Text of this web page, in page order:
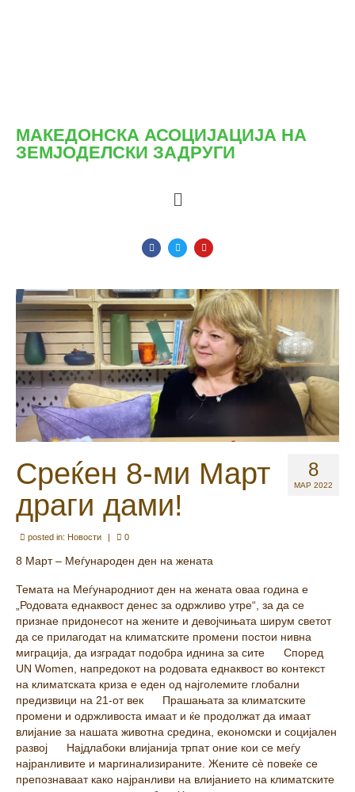
МАКЕДОНСКА АСОЦИЈАЦИЈА НА
ЗЕМЈОДЕЛСКИ ЗАДРУГИ
8
МАР 2022
Среќен 8-ми Март
драги дами!
posted in: Новости | 0
8 Март – Меѓународен ден на жената
Темата на Меѓународниот ден на жената оваа година е
„Родовата еднаквост денес за одржливо утре“, за да се
признае придонесот на жените и девојчињата ширум светот
да се прилагодат на климатските промени постои нивна
миграција, да изградат подобра иднина за сите
Според
UN Women, напредокот на родовата еднаквост во контекст
на климатската криза е еден од најголемите глобални
предизвици на 21-от век
Прашањата за климатските
промени и одржливоста имаат и ќе продолжат да имаат
влијание за нашата животна средина, економски и социјален
развој
Најдлабоки влијанија трпат оние кои се меѓу
најранливите и маргинализираните. Жените сè повеќе се
препознаваат како најранливи на влијанието на климатските